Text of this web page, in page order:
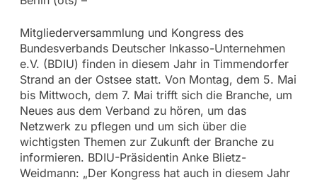
Mitgliederversammlung und Kongress des
Bundesverbands Deutscher Inkasso-Unternehmen
e.V. (BDIU) finden in diesem Jahr in Timmendorfer
Strand an der Ostsee statt. Von Montag, dem 5. Mai
bis Mittwoch, dem 7. Mai trifft sich die Branche, um
Neues aus dem Verband zu hören, um das
Netzwerk zu pflegen und um sich über die
wichtigsten Themen zur Zukunft der Branche zu
informieren. BDIU-Präsidentin Anke Blietz-
Weidmann: „Der Kongress hat auch in diesem Jahr